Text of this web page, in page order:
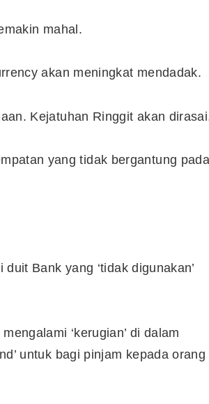
mahal.
akan meningkat mendadak.
Kejatuhan Ringgit akan
yang tidak bergantung
Bank yang ‘tidak digunakan’
‘kerugian’ di dalam
untuk bagi pinjam kepada orang